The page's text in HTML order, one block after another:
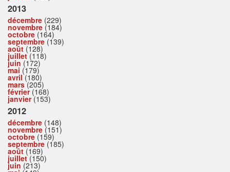
2013
décembre (229)
novembre (184)
octobre (164)
septembre (139)
août (128)
juillet(118)
juin (172)
mai (179)
avril(180)
mars(205)
février(168)
janvier(153)
2012
décembre (148)
novembre (151)
octobre (159)
septembre (185)
août (169)
juillet(150)
juin (213)